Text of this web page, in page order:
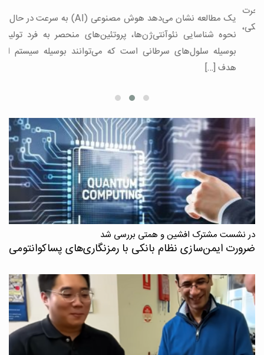
یک مطالعه نشان می‌دهد هوش مصنوعی (AI) به سرعت در حال تغییر
نحوه شناسایی نئوآنتی‌ژن‌ها، پروتئین‌های منحصر به فرد تولیدشده
بوسیله سلول‌های سرطانی است که می‌توانند بوسیله سیستم ایمنی
هدف […]
در نشست مشترک افشین و همتی بررسی شد
ضرورت ایمن‌سازی نظام بانکی با رمزنگاری‌های پسا‌کوانتومی